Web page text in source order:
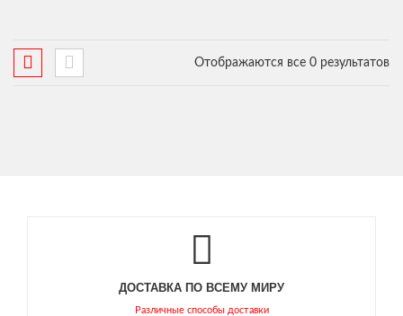
Отображаются все 0 результатов
ДОСТАВКА ПО ВСЕМУ МИРУ
Различные способы доставки